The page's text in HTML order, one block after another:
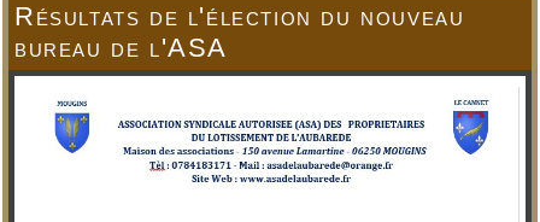
Résultats de l'élection du nouveau
bureau de l'ASA